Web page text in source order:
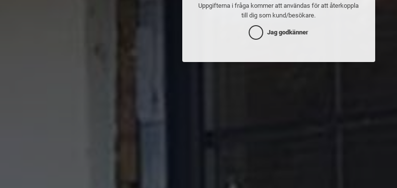
Uppgifterna i fråga kommer att användas för att återkoppla
till dig som kund/besökare.
Jag godkänner